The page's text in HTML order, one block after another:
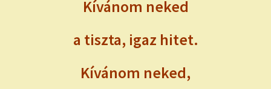
Kívánom neked
a tiszta, igaz hitet.
Kívánom neked,